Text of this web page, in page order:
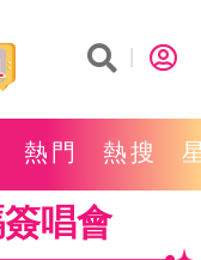
熱門 熱搜
唱會